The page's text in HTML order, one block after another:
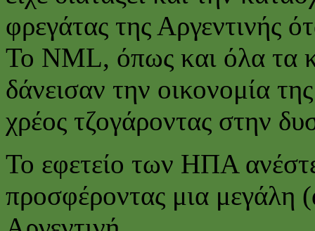
φρεγάτας της Αργεντινής
Το NML, όπως και όλα τα
δάνεισαν την οικονομία
χρέος τζογάροντας στην
Το εφετείο των ΗΠΑ
προσφέροντας μια μεγάλη